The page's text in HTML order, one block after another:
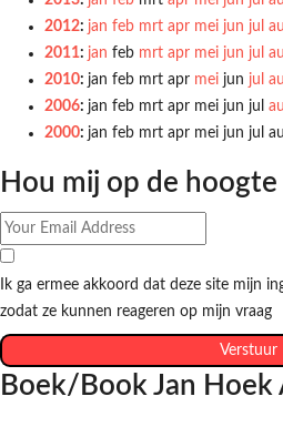
2012: jan feb mrt apr mei jun jul
2011: jan feb mrt apr mei jun jul
2010: jan feb mrt apr mei jun jul
2006: jan feb mrt apr mei jun jul
2000: jan feb mrt apr mei jun jul
Hou mij op de hoogte
Ik ga ermee akkoord dat deze site mijn
zodat ze kunnen reageren op mijn vraag
Verstuur
Boek/Book Jan Hoek